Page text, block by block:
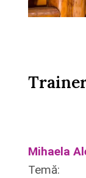
Mihaela
Temă: